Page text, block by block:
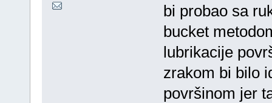
bi probao sa
bucket
lubrikacije
zrakom bi bilo
površinom jer